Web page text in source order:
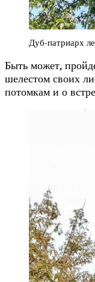
Дуб-патриарх
Быть может,
шелестом своих
потомкам и о